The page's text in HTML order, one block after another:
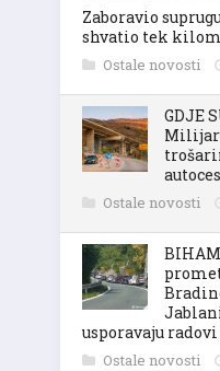
Zaboravio
shvatio tek
Ostale novosti
GDJE
Ostale novosti
usporavaju radovi
Ostale novosti